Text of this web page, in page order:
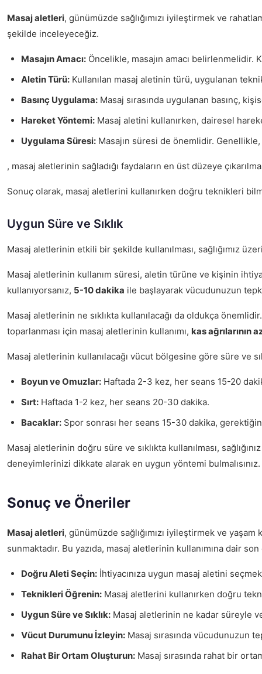
Masaj aletleri, günümüzde sağlığımızı iyileştirmek ve
şekilde inceleyeceğiz.
Masajın Amacı: Öncelikle, masajın amacı belirlenmelidir.
Aletin Türü: Kullanılan masaj aletinin türü, uygulanan
Basınç Uygulama: Masaj sırasında uygulanan basınç,
Hareket Yöntemi: Masaj aletini kullanırken, dairesel
Uygulama Süresi: Masajın süresi de önemlidir.
, masaj aletlerinin sağladığı faydaların en üst düzeye
Sonuç olarak, masaj aletlerini kullanırken doğru teknikleri
Uygun Süre ve Sıklık
Masaj aletlerinin etkili bir şekilde kullanılması, sağlığımız
Masaj aletlerinin kullanım süresi, aletin türüne ve kişinin
kullanıyorsanız, 5-10 dakika ile başlayarak vücudunuzun
Masaj aletlerinin ne sıklıkta kullanılacağı da oldukça
toparlanması için masaj aletlerinin kullanımı, kas ağrılarının
Masaj aletlerinin kullanılacağı vücut bölgesine göre süre ve
Boyun ve Omuzlar: Haftada 2-3 kez, her seans 15-20
Sırt: Haftada 1-2 kez, her seans 20-30 dakika.
Bacaklar: Spor sonrası her seans 15-30 dakika,
Masaj aletlerinin doğru süre ve sıklıkta kullanılması,
deneyimlerinizi dikkate alarak en uygun yöntemi bulmalısınız.
Sonuç ve Öneriler
Masaj aletleri, günümüzde sağlığımızı iyileştirmek ve
sunmaktadır. Bu yazıda, masaj aletlerinin kullanımına dair
Doğru Aleti Seçin: İhtiyacınıza uygun masaj aletini
Teknikleri Öğrenin: Masaj aletlerini kullanırken doğru
Uygun Süre ve Sıklık: Masaj aletlerinin ne kadar süreyle
Vücut Durumunu İzleyin: Masaj sırasında vücudunuzun
Rahat Bir Ortam Oluşturun: Masaj sırasında rahat bir